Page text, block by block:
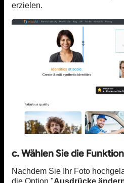
erzielen.
c. Wählen Sie die
Nachdem Sie Ihr Foto